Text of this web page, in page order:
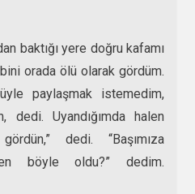
baktığı yere doğru kafamı
orada ölü olarak gördüm.
paylaşmak istemedim,
Uyandığımda halen
dedi. “Başımıza
böyle oldu?” dedim.